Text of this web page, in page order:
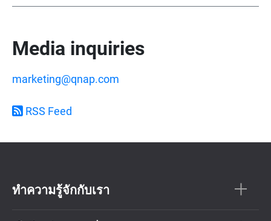
Media inquiries
marketing@qnap.com
RSS Feed
ทำความรู้จักกับเรา